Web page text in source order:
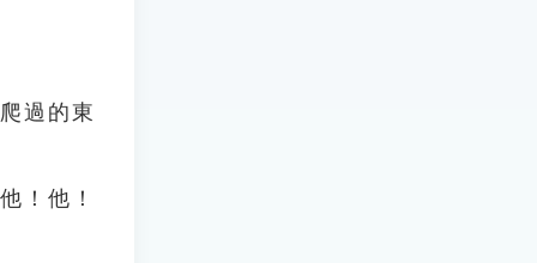
過的東
！他！